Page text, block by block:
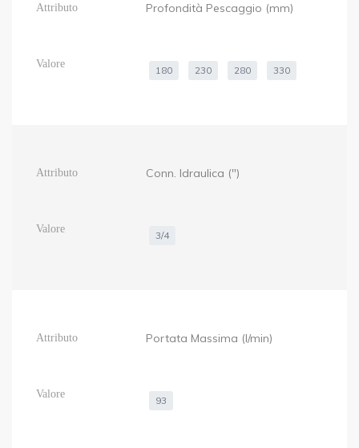
Profondità Pescaggio (mm)
180 230 280 330
Conn. Idraulica (")
3/4
Portata Massima (l/min)
93